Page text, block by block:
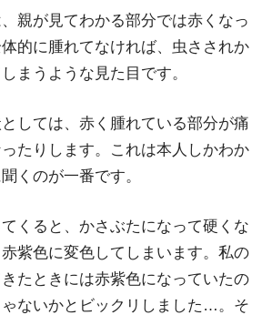
親が見てわかる部分では赤くなっ
的に腫れてなければ、虫さされか
まうような見た目です。
しては、 赤く腫れている部分が痛
たり します。これは本人しかわか
くのが一番です。
くると、かさぶたになって硬くな
紫色に変色してしまいます。私の
たときには赤紫色になっていたの
ないかとビックリしました…。そ